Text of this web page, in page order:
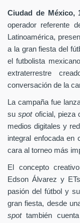
Ciudad de México,
operador referente
Latinoamérica,
a la gran fiesta del
el futbolista mexicano
extraterrestre
conversación de la
La campaña fue
suspot oficial, pieza
medios digitales y
integral enfocada en
cara al torneo más
El concepto
Edson Álvarez y
pasión del fútbol y
gran fiesta, desde
spottambién